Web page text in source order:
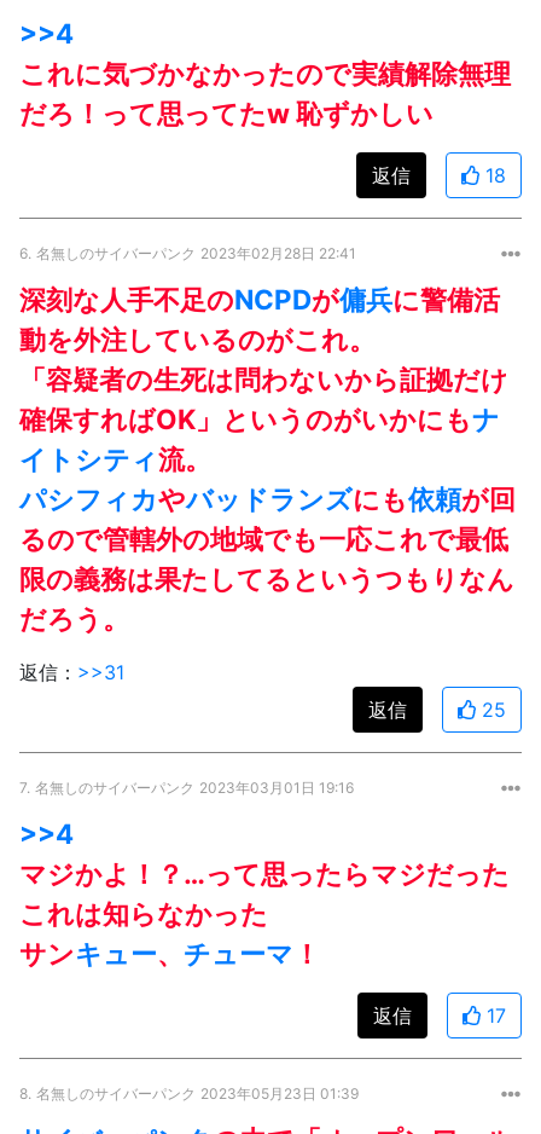
>>4
これに気づかなかったので実績解除無理
だろ！って思ってたw 恥ずかしい
返信 18
6. 名無しのサイバーパンク 2023年02月28日 22:41
深刻な人手不足のNCPDが傭兵に警備活
動を外注しているのがこれ。
「容疑者の生死は問わないから証拠だけ
確保すればOK」というのがいかにもナ
イトシティ流。
パシフィカやバッドランズにも依頼が回
るので管轄外の地域でも一応これで最低
限の義務は果たしてるというつもりなん
だろう。
返信： >>31
返信
25
7. 名無しのサイバーパンク 2023年03月01日 19:16
>>4
マジかよ！？…って思ったらマジだった
これは知らなかった
サンキュー、 チューマ ！
返信 17
8. 名無しのサイバーパンク 2023年05月23日 01:39